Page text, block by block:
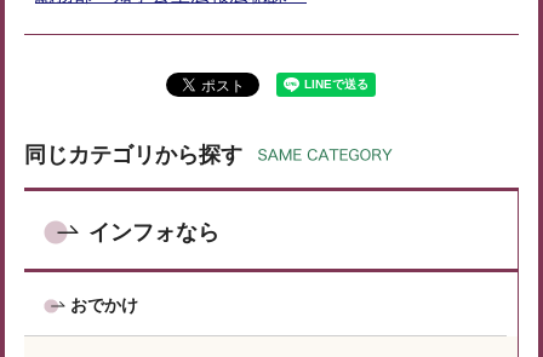
同じカテゴリから探す
インフォなら
おでかけ